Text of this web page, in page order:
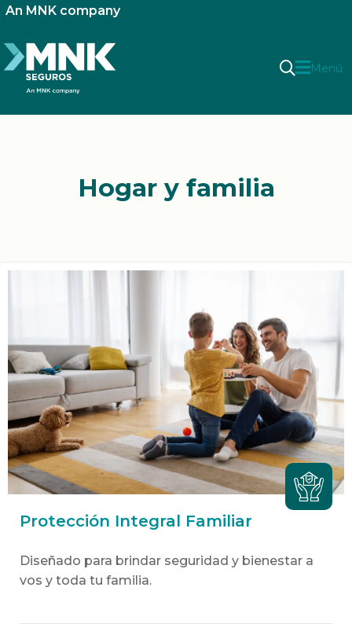
An MNK company
Menú
Hogar y familia
Protección Integral Familiar
Diseñado para brindar seguridad y bienestar a
vos y toda tu familia.